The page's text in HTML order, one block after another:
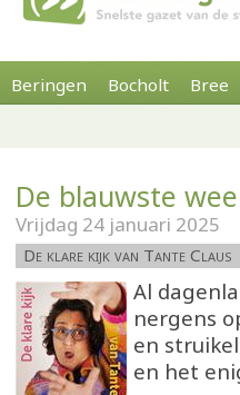
Beringen Bocholt Bree
De blauwste
Vrijdag 24 januari 2025
De klare kijk van Tante Claus
Al
nergens
en
en het